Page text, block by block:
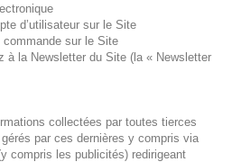
d’utilisateur sur le Site
sur le Site
à la Newsletter du Site (la « Newsletter
collectées par toutes tierces
par ces dernières y compris via
compris les publicités) redirigeant